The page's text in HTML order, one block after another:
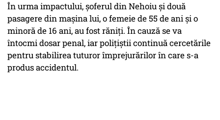
În urma impactului, şoferul din Nehoiu şi două
pasagere din maşina lui, o femeie de 55 de ani şi o
minoră de 16 ani, au fost răniţi. În cauză se va
întocmi dosar penal, iar poliţiştii continuă cercetările
pentru stabilirea tuturor împrejurărilor în care s-a
produs accidentul.